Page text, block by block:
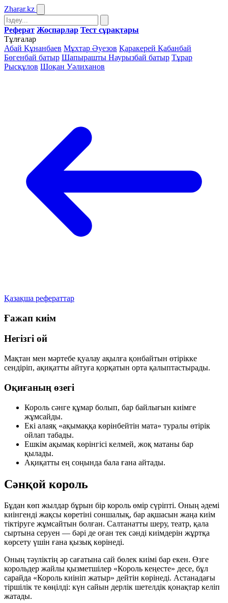
Zharar.kz
Реферат Жоспарлар Тест сұрақтары
Тұлғалар
Абай Құнанбаев Мұхтар Әуезов Қаракерей Қабанбай
Бөгенбай батыр Шапырашты Наурызбай батыр Тұрар
Рысқұлов Шоқан Уәлиханов
Қазақша рефераттар
Ғажап киім
Негізгі ой
Мақтан мен мәртебе қуалау ақылға қонбайтын өтірікке
сендіріп, ақиқатты айтуға қорқатын орта қалыптастырады.
Оқиғаның өзегі
Король сәнге құмар болып, бар байлығын киімге
жұмсайды.
Екі алаяқ «ақымаққа көрінбейтін мата» туралы өтірік
ойлап табады.
Ешкім ақымақ көрінгісі келмей, жоқ матаны бар
қылады.
Ақиқатты ең соңында бала ғана айтады.
Сәнқой король
Бұдан көп жылдар бұрын бір король өмір сүріпті. Оның әдемі
киінгенді жақсы көретіні соншалық, бар ақшасын жаңа киім
тіктіруге жұмсайтын болған. Салтанатты шеру, театр, қала
сыртына серуен — бәрі де оған тек сәнді киімдерін жұртқа
көрсету үшін ғана қызық көрінеді.
Оның тәуліктің әр сағатына сай бөлек киімі бар екен. Өзге
корольдер жайлы қызметшілер «Король кеңесте» десе, бұл
сарайда «Король киініп жатыр» дейтін көрінеді. Астанадағы
тіршілік те көңілді: күн сайын дерлік шетелдік қонақтар келіп
жатады.